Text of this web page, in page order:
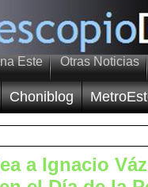
Este Otras Noticias
Choniblog
a Ignacio